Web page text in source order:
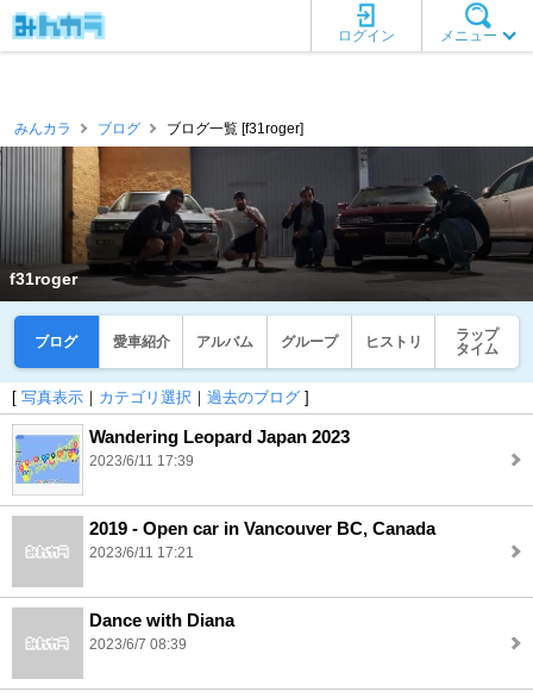
メニュー
ログイン
みんカラ ブログ ブログ一覧 [f31roger]
f31roger
ブログ 愛車紹介 アルバム グループ ヒストリ
ラップ
タイム
[ 写真表示 ｜ カテゴリ選択 ｜ 過去のブログ ]
Wandering Leopard Japan 2023
2023/6/11 17:39
2019 - Open car in Vancouver BC, Canada
2023/6/11 17:21
Dance with Diana
2023/6/7 08:39